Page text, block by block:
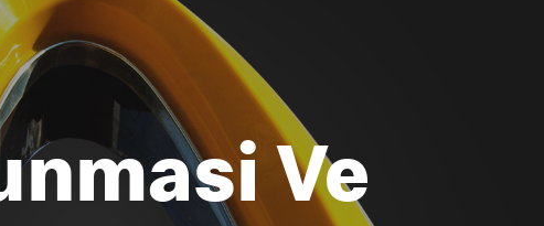
Ve